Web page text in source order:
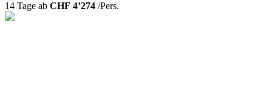
14 Tage ab CHF 4’274 /Pers.